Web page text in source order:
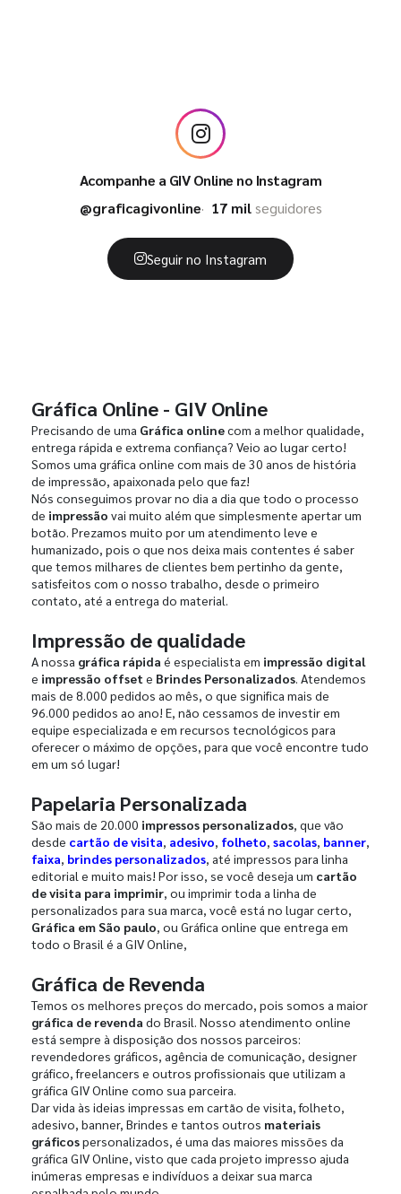
Acompanhe a GIV Online no Instagram
@graficagivonline
17 milseguidores
Seguir no Instagram
Gráfica Online - GIV Online
Precisando de uma Gráfica onlinecom a melhor qualidade,
entrega rápida e extrema confiança? Veio ao lugar certo!
Somos uma gráfica online com mais de 30 anos de história
de impressão, apaixonada pelo que faz!
Nós conseguimos provar no dia a dia que todo o processo
de impressão vai muito além que simplesmente apertar um
botão. Prezamos muito por um atendimento leve e
humanizado, pois o que nos deixa mais contentes é saber
que temos milhares de clientes bem pertinho da gente,
satisfeitos com o nosso trabalho, desde o primeiro
contato, até a entrega do material.
Impressão de qualidade
A nossa gráfica rápida é especialista em impressão digital
e impressão offset e Brindes Personalizados. Atendemos
mais de 8.000 pedidos ao mês, o que significa mais de
96.000 pedidos ao ano! E, não cessamos de investir em
equipe especializada e em recursos tecnológicos para
oferecer o máximo de opções, para que você encontre tudo
em um só lugar!
Papelaria Personalizada
São mais de 20.000 impressos personalizados, que vão
desde cartão de visita, adesivo, folheto, sacolas, banner,
faixa, brindes personalizados, até impressos para linha
editorial e muito mais! Por isso, se você deseja um cartão
de visita para imprimir, ou imprimir toda a linha de
personalizados para sua marca, você está no lugar certo,
Gráfica em São paulo, ou Gráfica online que entrega em
todo o Brasil é a GIV Online,
Gráfica de Revenda
Temos os melhores preços do mercado, pois somos a maior
gráfica de revenda do Brasil. Nosso atendimento online
está sempre à disposição dos nossos parceiros:
revendedores gráficos, agência de comunicação, designer
gráfico, freelancers e outros profissionais que utilizam a
gráfica GIV Online como sua parceira.
Dar vida às ideias impressas em cartão de visita, folheto,
adesivo, banner, Brindes e tantos outros materiais
gráficospersonalizados, é uma das maiores missões da
gráfica GIV Online, visto que cada projeto impresso ajuda
inúmeras empresas e indivíduos a deixar sua marca